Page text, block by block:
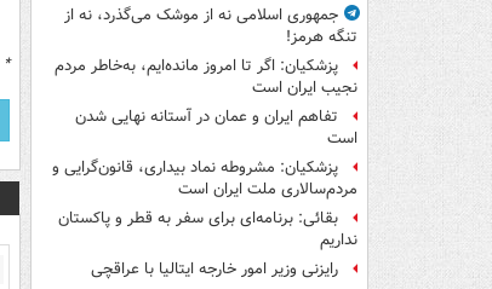
جمهوری اسلامی نه از موشک می‌گذرد، نه از
تنگه هرمز!
پزشکیان: اگر تا امروز مانده‌ایم، به‌خاطر مردم
نجیب ایران است
تفاهم ایران و عمان در آستانه نهایی شدن
است
پزشکیان: مشروطه نماد بیداری، قانون‌گرایی و
مردم‌سالاری ملت ایران است
بقائی: برنامه‌ای برای سفر به قطر و پاکستان
نداریم
رایزنی وزیر امور خارجه ایتالیا با عراقچی
*